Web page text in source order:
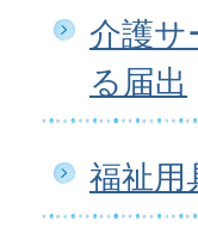
介護サ
る届出
福祉用